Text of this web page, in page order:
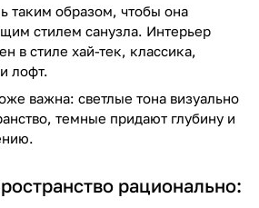
таким образом, чтобы она
стилем санузла. Интерьер
в стиле хай-тек, классика,
лофт.
важна: светлые тона визуально
темные придают глубину и
рационально: